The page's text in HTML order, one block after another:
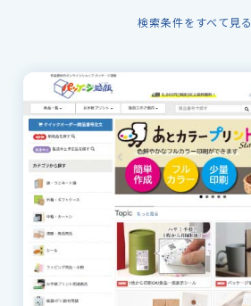
検索条件をすべて見る